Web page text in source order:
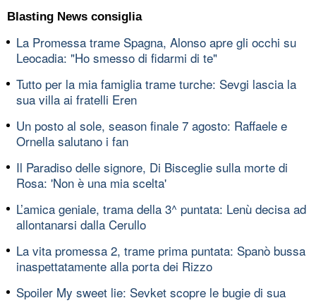
Blasting News consiglia
La Promessa trame Spagna, Alonso apre gli occhi su
Leocadia: "Ho smesso di fidarmi di te"
Tutto per la mia famiglia trame turche: Sevgi lascia la
sua villa ai fratelli Eren
Un posto al sole, season finale 7 agosto: Raffaele e
Ornella salutano i fan
Il Paradiso delle signore, Di Bisceglie sulla morte di
Rosa: 'Non è una mia scelta'
L’amica geniale, trama della 3^ puntata: Lenù decisa ad
allontanarsi dalla Cerullo
La vita promessa 2, trame prima puntata: Spanò bussa
inaspettatamente alla porta dei Rizzo
Spoiler My sweet lie: Sevket scopre le bugie di sua